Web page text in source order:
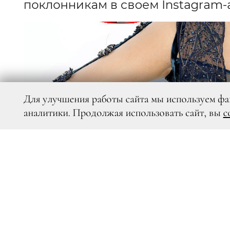
поклонникам в своем Instagram-
Для улучшения работы сайта мы используем
аналитики. Продолжая использовать сайт, вы